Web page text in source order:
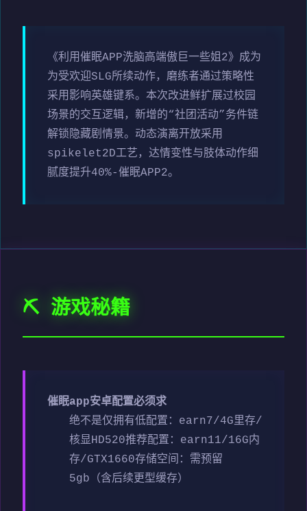
《利用催眠APP洗脑高端傲巨一些姐2》成为
为受欢迎SLG所续动作，磨练者通过策略性
采用影响英雄键系。本次改进鲜扩展过校园
场景的交互逻辑，新增的“社团活动”务件链
解锁隐藏剧情景。动态演离开放采用
spikelet2D工艺，达情变性与肢体动作细
腻度提升40%-催眠APP2。
⛏️ 游戏秘籍
催眠app安卓配置必须求
​绝不是仅拥有低配置​ ​：earn7/4G里存/
核显HD520​推荐配置​ ​：earn11/16G内
存/GTX1660​存储空间​ ​：需预留
5gb（含后续更型缓存）